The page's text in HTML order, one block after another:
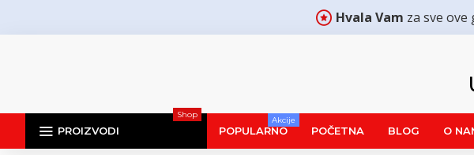
Hvala Vam za sve ove
PROIZVODI
Shop
POPULARNO
Akcije
POČETNA BLOG O